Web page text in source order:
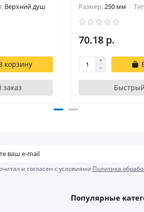
Верхний душ
корзину
Размер:250 мм
70.18 р.
и согласен с условиями Политика
Популярные